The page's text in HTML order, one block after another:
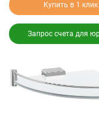
Купить в 1 клик
Запрос счета для